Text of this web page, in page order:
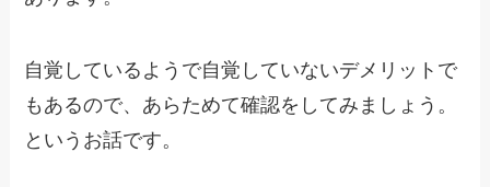
自覚しているようで自覚していないデメリットで
もあるので、あらためて確認をしてみましょう。
というお話です。